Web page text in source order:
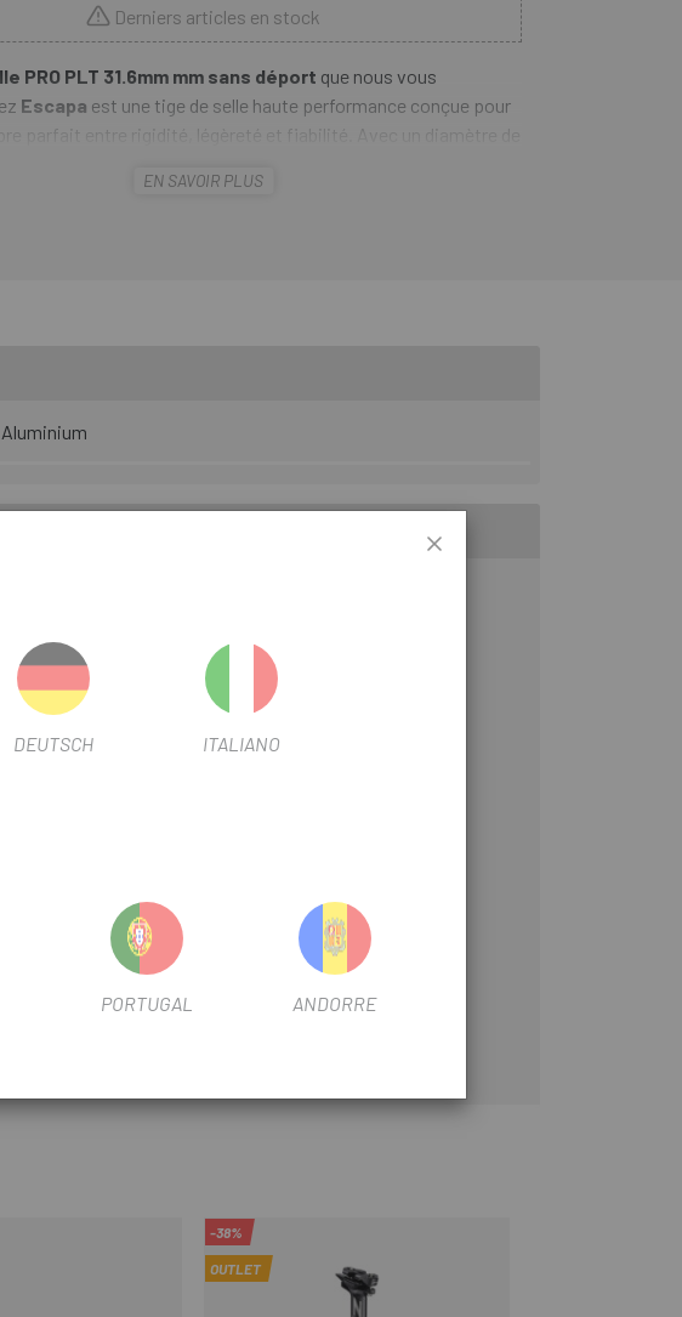
Derniers articles en stock
PRO PLT 31.6mm mm sans déport que nous vous
Escapa est une tige de selle haute performance conçue pour
parfait entre rigidité, légèreté et fiabilité. Avec un diamètre de
une position de conduite efficace et droite, que ce soit
EN SAVOIR PLUS
Aluminium
un maintien ferme, une grande durabilité et une
-38%
OUTLET
DEUTSCH ITALIANO
PORTUGAL ANDORRE